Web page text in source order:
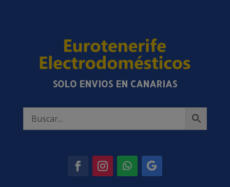
SOLO ENVIOS EN CANARIAS